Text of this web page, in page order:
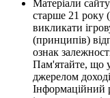
Матеріали
старше 21 року
викликати
(принципів)
ознак
Пам'ятайте, що
джерелом
Інформаційний